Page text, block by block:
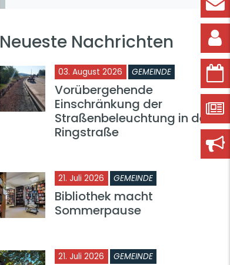
Neueste Nachrichten
03. August 2026 GEMEINDE
Vorübergehende
Einschränkung der
Straßenbeleuchtung in der
Ringstraße
21. Juli 2026 GEMEINDE
Bibliothek macht
Sommerpause
21. Juli 2026 GEMEINDE